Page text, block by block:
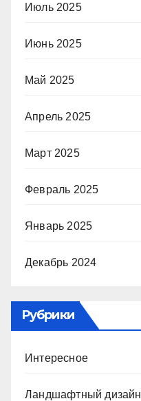
Июль 2025
Июнь 2025
Май 2025
Апрель 2025
Март 2025
Февраль 2025
Январь 2025
Декабрь 2024
Рубрики
Интересное
Ландшафтный дизайн